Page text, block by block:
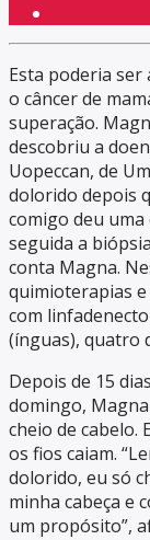
Esta poderia
o câncer de
superação.
descobriu a
Uopeccan, de
dolorido depois
comigo deu uma
seguida a
conta Magna.
quimioterapias
com
(ínguas), quatro
Depois de 15
domingo,
cheio de cabelo.
os fios caiam.
dolorido, eu só
minha cabeça e
um propósito”,